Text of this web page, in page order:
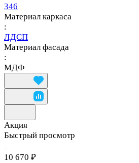
346
Материал каркаса
:
ЛДСП
Материал фасада
:
МДФ
Акция
Быстрый просмотр
10 670 ₽